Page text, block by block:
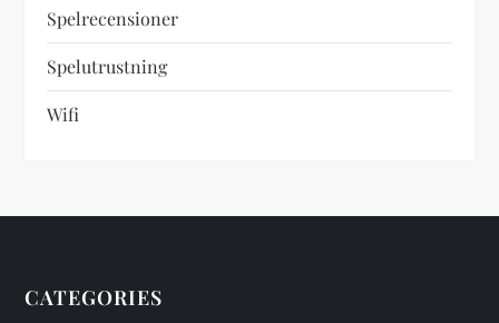
Spelrecensioner
Spelutrustning
Wifi
CATEGORIES